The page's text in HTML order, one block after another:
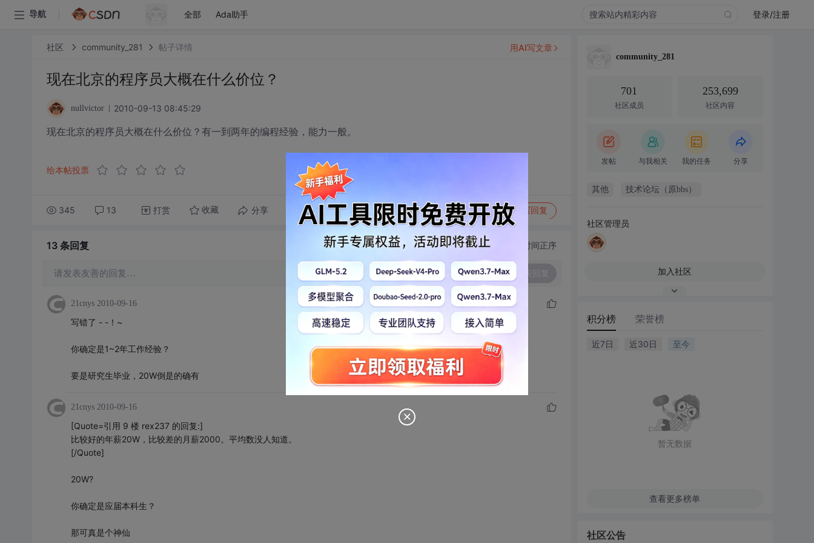
导航 全部 Ada助手 登录/注册
社区 community_281 帖子详情
现在北京的程序员大概在什么价位？
nullvictor 2010-09-13 08:45:29
现在北京的程序员大概在什么价位？有一到两年的编程经验，能力一般。
给本帖投票
345 13 打赏 收藏 分享 转发到动态 举报 写回复
用AI写文章
13 条回复 切换为时间正序
请发表友善的回复…
21cnys 2010-09-16
写错了 - -！~
你确定是1~2年工作经验？
要是研究生毕业，20W倒是的确有
21cnys 2010-09-16
[Quote=引用 9 楼 rex237 的回复:]
比较好的年薪20W，比较差的月薪2000。平均数没人知道。
[/Quote]
20W?
你确定是应届本科生？
那可真是个神仙
community_281
701
社区成员
253,699
社区内容
发帖 与我相关 我的任务 分享
其他 技术论坛（原bbs）
社区管理员
加入社区
积分榜 荣誉榜
近7日 近30日 至今
暂无数据
查看更多榜单
社区公告